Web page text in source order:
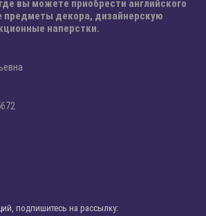
вы можете приобрести английского
декора, дизайнерскую
наперстки.
подпишитесь на рассылку: